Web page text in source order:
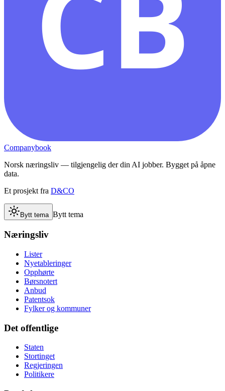
Companybook
Norsk næringsliv — tilgjengelig der din AI jobber. Bygget på åpne
data.
Et prosjekt fra D&CO
Bytt tema Bytt tema
Næringsliv
Lister
Nyetableringer
Opphørte
Børsnotert
Anbud
Patentsok
Fylker og kommuner
Det offentlige
Staten
Stortinget
Regjeringen
Politikere